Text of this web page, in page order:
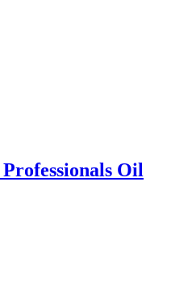
Oil